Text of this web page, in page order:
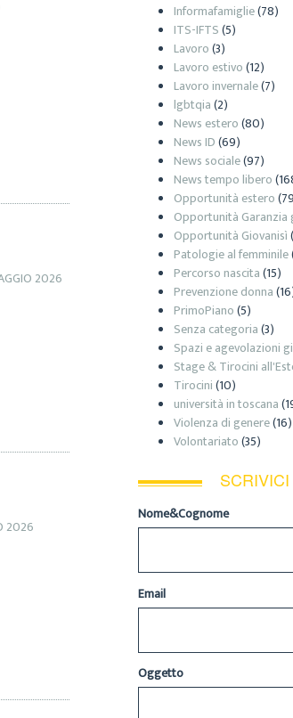
2026
2026
Informafamiglie(78)
ITS-IFTS(5)
Lavoro(3)
Lavoro estivo(12)
Lavoro invernale(7)
lgbtqia(2)
News estero(80)
News ID(69)
News sociale(97)
News tempo libero
Opportunità estero
Opportunità Garanzia
Opportunità Giovanisì
Patologie al femminile
Percorso nascita(15)
Prevenzione donna
PrimoPiano(5)
Senza categoria(3)
Spazi e agevolazioni
Stage & Tirocini
Tirocini(10)
università in toscana
Violenza di genere(16)
Volontariato(35)
SCRIVICI
Nome&Cognome
Email
Oggetto